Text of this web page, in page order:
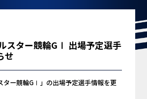
スター競輪GⅠ 出場予定選手
せ
ター競輪GⅠ」の出場予定選手情報を更